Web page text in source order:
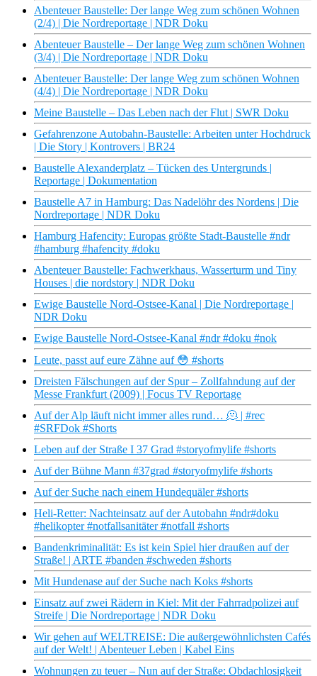
Abenteuer Baustelle: Der lange Weg zum schönen Wohnen
(2/4) | Die Nordreportage | NDR Doku
Abenteuer Baustelle – Der lange Weg zum schönen Wohnen
(3/4) | Die Nordreportage | NDR Doku
Abenteuer Baustelle: Der lange Weg zum schönen Wohnen
(4/4) | Die Nordreportage | NDR Doku
Meine Baustelle – Das Leben nach der Flut | SWR Doku
Gefahrenzone Autobahn-Baustelle: Arbeiten unter Hochdruck
| Die Story | Kontrovers | BR24
Baustelle Alexanderplatz – Tücken des Untergrunds |
Reportage | Dokumentation
Baustelle A7 in Hamburg: Das Nadelöhr des Nordens | Die
Nordreportage | NDR Doku
Hamburg Hafencity: Europas größte Stadt-Baustelle #ndr
#hamburg #hafencity #doku
Abenteuer Baustelle: Fachwerkhaus, Wasserturm und Tiny
Houses | die nordstory | NDR Doku
Ewige Baustelle Nord-Ostsee-Kanal | Die Nordreportage |
NDR Doku
Ewige Baustelle Nord-Ostsee-Kanal #ndr #doku #nok
Leute, passt auf eure Zähne auf 😳 #shorts
Dreisten Fälschungen auf der Spur – Zollfahndung auf der
Messe Frankfurt (2009) | Focus TV Reportage
Auf der Alp läuft nicht immer alles rund… 🫠 | #rec
#SRFDok #Shorts
Leben auf der Straße I 37 Grad #storyofmylife #shorts
Auf der Bühne Mann #37grad #storyofmylife #shorts
Auf der Suche nach einem Hundequäler #shorts
Heli-Retter: Nachteinsatz auf der Autobahn #ndr#doku
#helikopter #notfallsanitäter #notfall #shorts
Bandenkriminalität: Es ist kein Spiel hier draußen auf der
Straße! | ARTE #banden #schweden #shorts
Mit Hundenase auf der Suche nach Koks #shorts
Einsatz auf zwei Rädern in Kiel: Mit der Fahrradpolizei auf
Streife | Die Nordreportage | NDR Doku
Wir gehen auf WELTREISE: Die außergewöhnlichsten Cafés
auf der Welt! | Abenteuer Leben | Kabel Eins
Wohnungen zu teuer – Nun auf der Straße: Obdachlosigkeit